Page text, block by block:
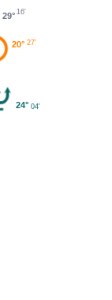
20° 27'
29° 16'
24° 04'